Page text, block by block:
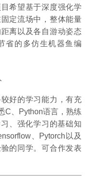
希望基于深度强化学
定流场中，整体能量
离以及各自游动姿态
省的多仿生机器鱼编
好的学习能力，有充
C、Python语言，熟练
、强化学习的基础知
、Pytorch以及
的同学。可合作发表